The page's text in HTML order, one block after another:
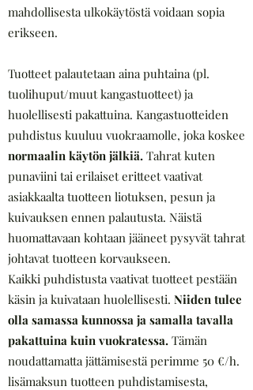
mahdollisesta ulkokäytöstä voidaan sopia
erikseen.
Tuotteet palautetaan aina puhtaina (pl.
tuolihuput/muut kangastuotteet) ja
huolellisesti pakattuina. Kangastuotteiden
puhdistus kuuluu vuokraamolle, joka koskee
normaalin käytön jälkiä. Tahrat kuten
punaviini tai erilaiset eritteet vaativat
asiakkaalta tuotteen liotuksen, pesun ja
kuivauksen ennen palautusta. Näistä
huomattavaan kohtaan jääneet pysyvät tahrat
johtavat tuotteen korvaukseen.
Kaikki puhdistusta vaativat tuotteet pestään
käsin ja kuivataan huolellisesti. Niiden tulee
olla samassa kunnossa ja samalla tavalla
pakattuina kuin vuokratessa. Tämän
noudattamatta jättämisestä perimme 50 €/h.
lisämaksun tuotteen puhdistamisesta,